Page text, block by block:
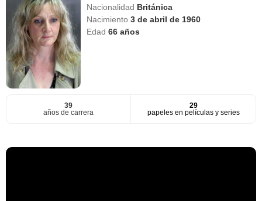
Nacionalidad Británica
Nacimiento3 de abril de 1960
Edad66 años
39
años de carrera
29
papeles en películas y series